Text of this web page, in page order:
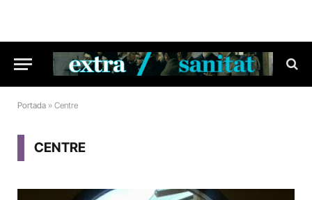
Portada » Centre
CENTRE